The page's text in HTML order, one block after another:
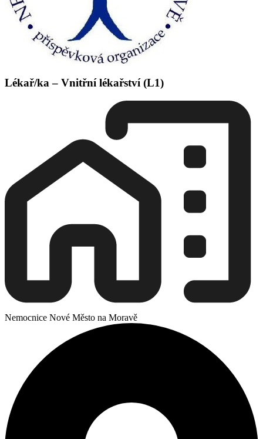
Lékař/ka – Vnitřní lékařství (L1)
Nemocnice Nové Město na Moravě